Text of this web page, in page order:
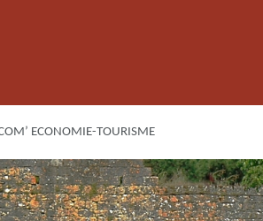
ECONOMIE-TOURISME